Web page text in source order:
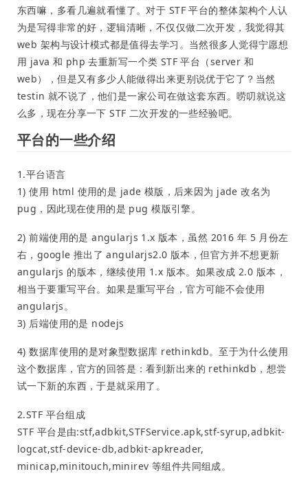
东西嘛，多看几遍就看懂了。对于 STF 平台的整体架构个人认
为是写得非常的好，逻辑清晰，不仅仅做二次开发，我觉得其
web 架构与设计模式都是值得去学习。当然很多人觉得宁愿想
用 java 和 php 去重新写一个类 STF 平台（server 和
web），但是又有多少人能做得出来更别说优于它了？当然
testin 就不说了，他们是一家公司在做这套东西。唠叨就说这
么多，现在分享一下 STF 二次开发的一些经验吧。
平台的一些介绍
1.平台语言
1) 使用 html 使用的是 jade 模版，后来因为 jade 改名为
pug，因此现在使用的是 pug 模版引擎。
2) 前端使用的是 angularjs 1.x 版本，虽然 2016 年 5 月份左
右，google 推出了 angularjs2.0 版本，但官方并不想更新
angularjs 的版本，继续使用 1.x 版本。如果改成 2.0 版本，
相当于要重写平台。如果是重写平台，官方可能不会使用
angularjs。
3) 后端使用的是 nodejs
4) 数据库使用的是对象型数据库 rethinkdb。至于为什么使用
这个数据库，官方的回答是：看到新出来的 rethinkdb，想尝
试一下新的东西，于是就采用了。
2.STF 平台组成
STF 平台是由:stf,adbkit,STFService.apk,stf-syrup,adbkit-
logcat,stf-device-db,adbkit-apkreader,
minicap,minitouch,minirev 等组件共同组成。